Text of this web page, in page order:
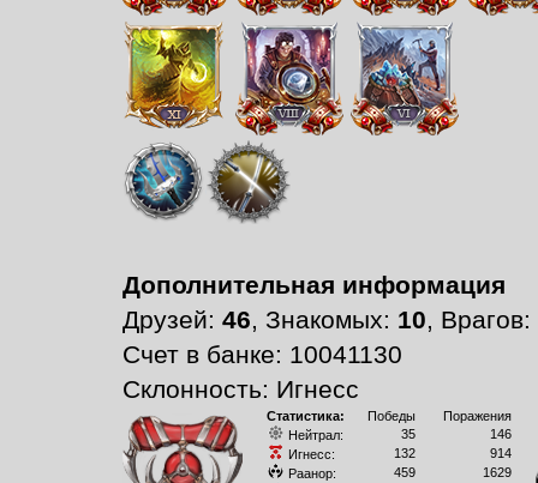
Дополнительная информация
Друзей: 46, Знакомых: 10, Врагов:
Счет в банке: 10041130
Склонность: Игнесс
Статистика: Победы
Поражения
Нейтрал:
35
146
Игнесс:
132
914
Раанор:
459
1629